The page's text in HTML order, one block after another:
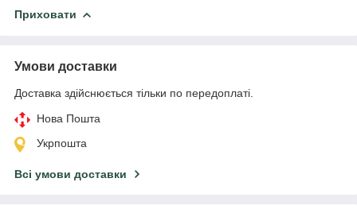
Приховати
Умови доставки
Доставка здійснюється тільки по передоплаті.
Нова Пошта
Укрпошта
Всі умови доставки